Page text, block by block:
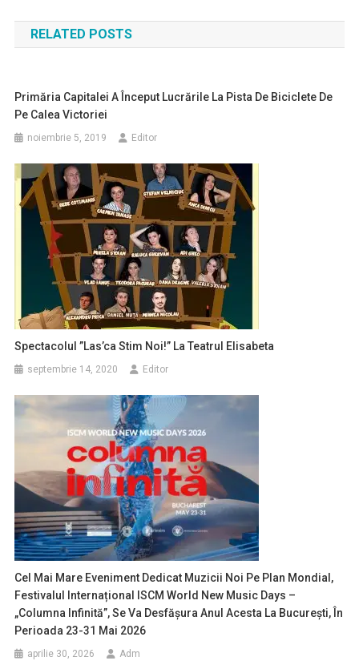
în
articole
RELATED POSTS
Primăria Capitalei A Început Lucrările La Pista De Biciclete De
Pe Calea Victoriei
noiembrie 5, 2019 Editor
Spectacolul ”Las’ca Stim Noi!” La Teatrul Elisabeta
septembrie 14, 2020 Editor
Cel Mai Mare Eveniment Dedicat Muzicii Noi Pe Plan Mondial,
Festivalul Internațional ISCM World New Music Days –
„Columna Infinită”, Se Va Desfășura Anul Acesta La București, În
Perioada 23-31 Mai 2026
aprilie 30, 2026 Adm